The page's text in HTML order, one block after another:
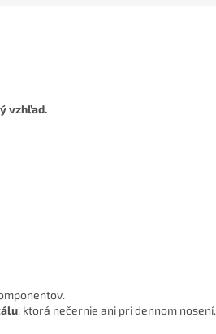
vzhľad.
, ktorá nečernie ani pri dennom nosení.